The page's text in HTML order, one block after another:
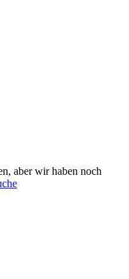
aber wir haben noch